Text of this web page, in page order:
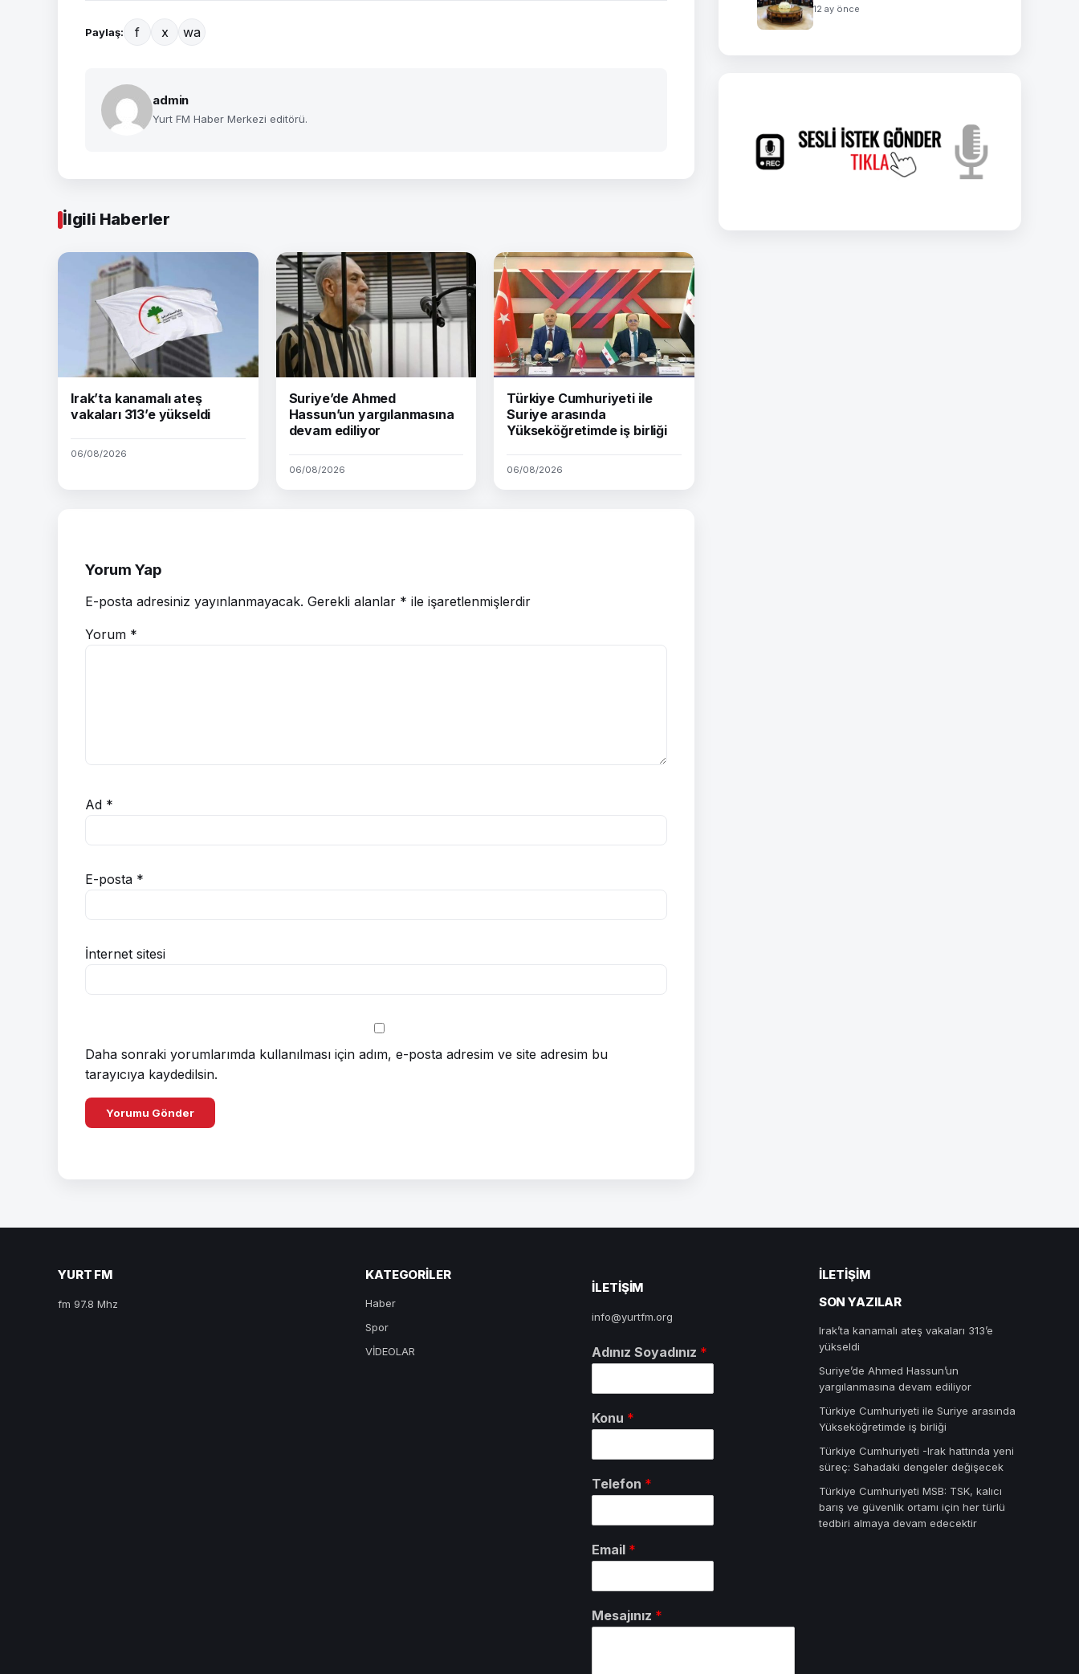
Paylaş: f x wa
admin
Yurt FM Haber Merkezi editörü.
İlgili Haberler
Irak’ta kanamalı ateş
vakaları 313’e yükseldi
06/08/2026
Suriye’de Ahmed
Hassun’un yargılanmasına
devam ediliyor
06/08/2026
Türkiye Cumhuriyeti ile
Suriye arasında
Yükseköğretimde iş birliği
06/08/2026
Yorum Yap
E-posta adresiniz yayınlanmayacak. Gerekli alanlar * ile işaretlenmişlerdir
Yorum *
Ad *
E-posta *
İnternet sitesi
Daha sonraki yorumlarımda kullanılması için adım, e-posta adresim ve site adresim bu
tarayıcıya kaydedilsin.
12 ay önce
YURT FM
fm 97.8 Mhz
KATEGORILER
Haber
Spor
VİDEOLAR
ILETIŞIM
info@yurtfm.org
Adınız Soyadınız *
Konu *
Telefon *
Email *
Mesajınız *
İLETIŞIM
SON YAZILAR
Irak’ta kanamalı ateş vakaları 313’e
yükseldi
Suriye’de Ahmed Hassun’un
yargılanmasına devam ediliyor
Türkiye Cumhuriyeti ile Suriye arasında
Yükseköğretimde iş birliği
Türkiye Cumhuriyeti -Irak hattında yeni
süreç: Sahadaki dengeler değişecek
Türkiye Cumhuriyeti MSB: TSK, kalıcı
barış ve güvenlik ortamı için her türlü
tedbiri almaya devam edecektir